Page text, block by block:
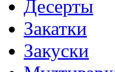
Десерты
Закатки
Закуски